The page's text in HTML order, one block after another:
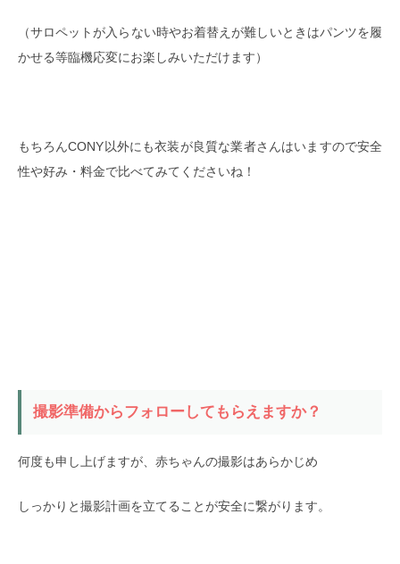
（サロペットが入らない時やお着替えが難しいときはパンツを履
かせる等臨機応変にお楽しみいただけます）
もちろんCONY以外にも衣装が良質な業者さんはいますので安全
性や好み・料金で比べてみてくださいね！
撮影準備からフォローしてもらえますか？
何度も申し上げますが、赤ちゃんの撮影はあらかじめ
しっかりと撮影計画を立てることが安全に繋がります。